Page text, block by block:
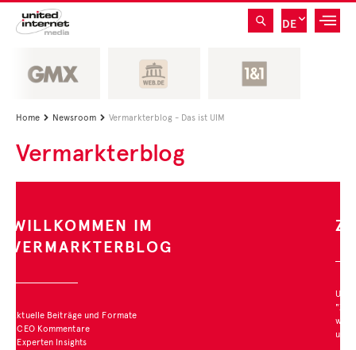
DE
Home  Newsroom  Vermarkterblog - Das ist UIM
Vermarkterblog
ZAHL DES MONATS
wir interessante Studien
und deren Ergebnisse vor.